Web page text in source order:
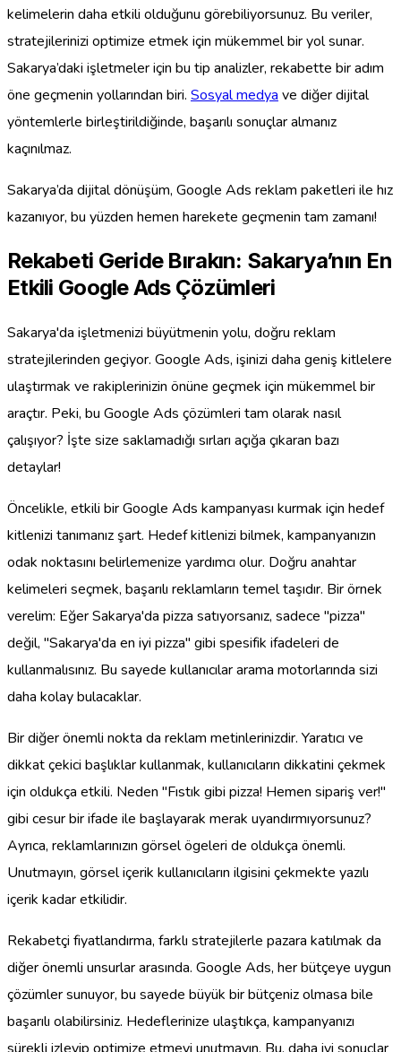
kelimelerin daha etkili olduğunu görebiliyorsunuz. Bu veriler,
stratejilerinizi optimize etmek için mükemmel bir yol sunar.
Sakarya’daki işletmeler için bu tip analizler, rekabette bir adım
öne geçmenin yollarından biri. Sosyal medya ve diğer dijital
yöntemlerle birleştirildiğinde, başarılı sonuçlar almanız
kaçınılmaz.
Sakarya’da dijital dönüşüm, Google Ads reklam paketleri ile hız
kazanıyor, bu yüzden hemen harekete geçmenin tam zamanı!
Rekabeti Geride Bırakın: Sakarya’nın En
Etkili Google Ads Çözümleri
Sakarya'da işletmenizi büyütmenin yolu, doğru reklam
stratejilerinden geçiyor. Google Ads, işinizi daha geniş kitlelere
ulaştırmak ve rakiplerinizin önüne geçmek için mükemmel bir
araçtır. Peki, bu Google Ads çözümleri tam olarak nasıl
çalışıyor? İşte size saklamadığı sırları açığa çıkaran bazı
detaylar!
Öncelikle, etkili bir Google Ads kampanyası kurmak için hedef
kitlenizi tanımanız şart. Hedef kitlenizi bilmek, kampanyanızın
odak noktasını belirlemenize yardımcı olur. Doğru anahtar
kelimeleri seçmek, başarılı reklamların temel taşıdır. Bir örnek
verelim: Eğer Sakarya'da pizza satıyorsanız, sadece "pizza"
değil, "Sakarya'da en iyi pizza" gibi spesifik ifadeleri de
kullanmalısınız. Bu sayede kullanıcılar arama motorlarında sizi
daha kolay bulacaklar.
Bir diğer önemli nokta da reklam metinlerinizdir. Yaratıcı ve
dikkat çekici başlıklar kullanmak, kullanıcıların dikkatini çekmek
için oldukça etkili. Neden "Fıstık gibi pizza! Hemen sipariş ver!"
gibi cesur bir ifade ile başlayarak merak uyandırmıyorsunuz?
Ayrıca, reklamlarınızın görsel ögeleri de oldukça önemli.
Unutmayın, görsel içerik kullanıcıların ilgisini çekmekte yazılı
içerik kadar etkilidir.
Rekabetçi fiyatlandırma, farklı stratejilerle pazara katılmak da
diğer önemli unsurlar arasında. Google Ads, her bütçeye uygun
çözümler sunuyor, bu sayede büyük bir bütçeniz olmasa bile
başarılı olabilirsiniz. Hedeflerinize ulaştıkça, kampanyanızı